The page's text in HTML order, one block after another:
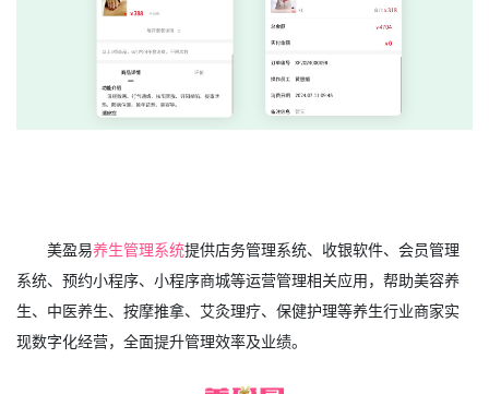
美盈易养生管理系统提供店务管理系统、收银软件、会员管理
系统、预约小程序、小程序商城等运营管理相关应用，帮助美容养
生、中医养生、按摩推拿、艾灸理疗、保健护理等养生行业商家实
现数字化经营，全面提升管理效率及业绩。